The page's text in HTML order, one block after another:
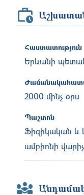
Հաստատություն
Երևանի
2000 մինչ օրս
Պաշտոն
Ֆիզիկական և
ամբիոնի վարիչ